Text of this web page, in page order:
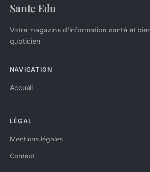
Sante Edu
Votre magazine d'information santé et
quotidien
NAVIGATION
Accueil
LÉGAL
Mentions légales
Contact